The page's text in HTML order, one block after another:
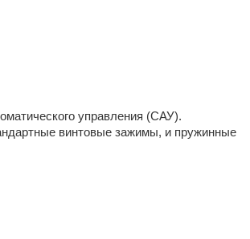
управления (САУ).
винтовые зажимы, и пружинные